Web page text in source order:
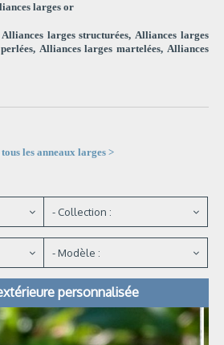
larges or
Alliances larges structurées, Alliances larges
Alliances larges martelées, Alliances
les anneaux larges >
- Collection :
- Modèle :
personnalisée